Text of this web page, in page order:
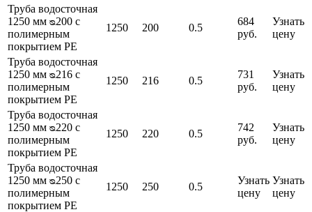
Труба водосточная
1250 мм ᴓ200 с
полимерным
покрытием PE
1250 200 0.5
684
руб.
Узнать
цену
Труба водосточная
1250 мм ᴓ216 с
полимерным
покрытием PE
1250 216 0.5
731
руб.
Узнать
цену
Труба водосточная
1250 мм ᴓ220 с
полимерным
покрытием PE
1250 220 0.5
742
руб.
Узнать
цену
Труба водосточная
1250 мм ᴓ250 с
полимерным
покрытием PE
1250 250 0.5
Узнать
цену
Узнать
цену